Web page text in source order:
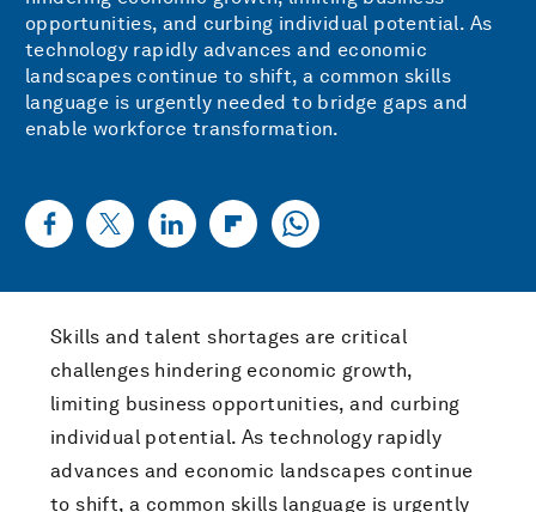
opportunities, and curbing individual potential. As
technology rapidly advances and economic
landscapes continue to shift, a common skills
language is urgently needed to bridge gaps and
enable workforce transformation.
Skills and talent shortages are critical
challenges hindering economic growth,
limiting business opportunities, and curbing
individual potential. As technology rapidly
advances and economic landscapes continue
to shift, a common skills language is urgently